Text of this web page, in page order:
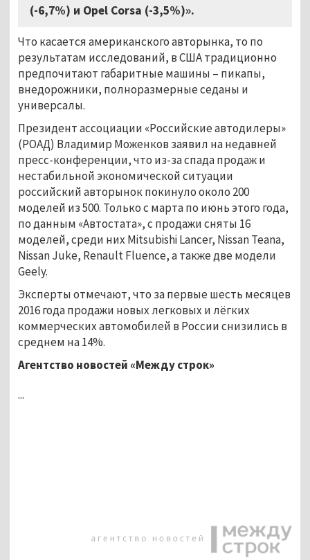
(-6,7%) и Opel Corsa (-3,5%)».
Что касается американского авторынка, то по
результатам исследований, в США традиционно
предпочитают габаритные машины – пикапы,
внедорожники, полноразмерные седаны и
универсалы.
Президент ассоциации «Российские автодилеры»
(РОАД) Владимир Моженков заявил на недавней
пресс-конференции, что из-за спада продаж и
нестабильной экономической ситуации
российский авторынок покинуло около 200
моделей из 500. Только с марта по июнь этого года,
по данным «Автостата», с продажи сняты 16
моделей, среди них Mitsubishi Lancer, Nissan Teana,
Nissan Juke, Renault Fluence, а также две модели
Geely.
Эксперты отмечают, что за первые шесть месяцев
2016 года продажи новых легковых и лёгких
коммерческих автомобилей в России снизились в
среднем на 14%.
Агентство новостей «Между строк»
...